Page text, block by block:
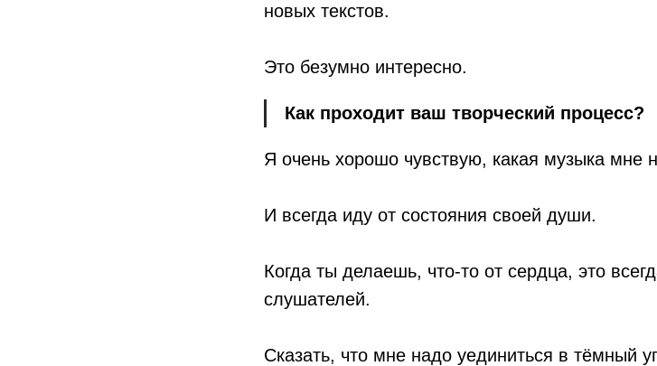
новых текстов.
Это безумно интересно.
Как проходит ваш творческий процесс?
Я очень хорошо чувствую, какая музыка мне
И всегда иду от состояния своей души.
Когда ты делаешь, что-то от сердца, это
слушателей.
Сказать, что мне надо уединиться в тёмный